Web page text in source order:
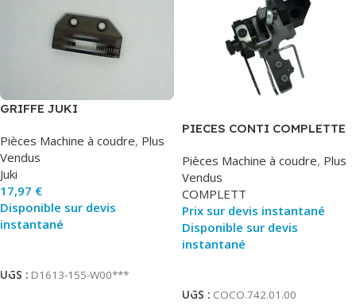
GRIFFE JUKI
Pièces Machine à coudre, Plus
Vendus
Juki
17,97 €
Disponible sur devis
instantané
UGS : D1613-155-W00***
PIECES CONTI COMPLETTE
Pièces Machine à coudre, Plus
Vendus
COMPLETT
Prix sur devis instantané
Disponible sur devis
instantané
UGS : COCO.742.01.00